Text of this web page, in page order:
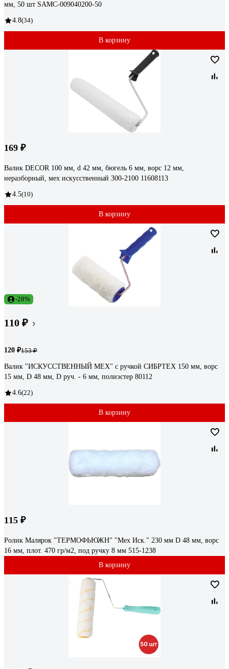
мм, 50 шт SAMC-009040200-50
4.8(34)
В корзину
169 ₽
Валик DECOR 100 мм, d 42 мм, бюгель 6 мм, ворс 12 мм,
неразборный, мех искусственный 300-2100 11608113
4.5(10)
В корзину
-28%
110 ₽
120 ₽153 ₽
Валик "ИСКУССТВЕННЫЙ МЕХ" с ручкой СИБРТЕХ 150 мм, ворс
15 мм, D 48 мм, D руч. - 6 мм, полиэстер 80112
4.6(22)
В корзину
115 ₽
Ролик Малярок "ТЕРМОФЬЮЖН" "Мех Иск." 230 мм D 48 мм, ворс
16 мм, плот. 470 гр/м2, под ручку 8 мм 515-1238
В корзину